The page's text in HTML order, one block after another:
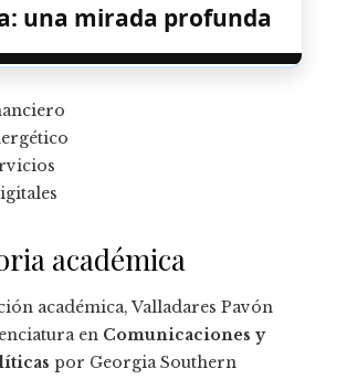
una mirada profunda
académica
académica, Valladares Pavón
en Comunicaciones y
por Georgia Southern